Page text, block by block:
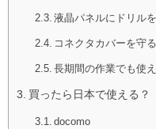
液晶パネルにドリル
コネクタカバーを守
長期間の作業でも使
買ったら日本で使える？
docomo